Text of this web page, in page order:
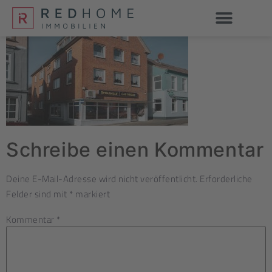
Schreibe einen Kommentar
Deine E-Mail-Adresse wird nicht veröffentlicht. Erforderliche
Felder sind mit* markiert
Kommentar*